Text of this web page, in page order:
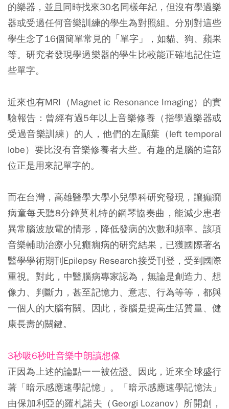
的樂器，並且同時找來30名同樣年紀，但沒有學過樂
器或受過任何音樂訓練的學生為對照組。分別對這些
學生念了16個簡單常見的「單字」，如貓、狗、蘋果
等。研究者發現學過樂器的學生比較能正確地記住這
些單字。
近來也有MRI（Magnet ic Resonance Imaging）的實
驗報告：曾經有過5年以上音樂修養（指學過樂器或
受過音樂訓練）的人，他們的左顳葉（left temporal
lobe）要比沒有音樂修養者大些。有趣的是腦的這部
位正是用來記單字的。
而在台灣，高雄醫學大學小兒學科研究發現，讓癲癇
病童每天聽8分鐘莫札特的鋼琴協奏曲，能減少患者
異常腦波放電的情形，降低發病的次數和頻率。該項
音樂輔助治療小兒癲癇病的研究結果，已獲國際著名
醫學學術期刊Epilepsy Research接受刊登，受到國際
重視。對此，中醫腦病專家認為，無論是創造力、想
像力、判斷力，甚至記憶力、意志、行為等等，都與
一個人的大腦有關。因此，養腦是提高生活質量、健
康長壽的關鍵。
3秒吸6秒吐音樂中朗讀想像
正因為上述的論點一一被佐證。因此，近來全球盛行
著「暗示感應速學記憶」。「暗示感應速學記憶法」
由保加利亞的羅札諾夫（Georgi Lozanov）所開創，